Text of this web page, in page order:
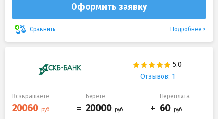
Оформить заявку
Сравнить Подробнее
Отзывов: 1
Возвращаете Берете Переплата